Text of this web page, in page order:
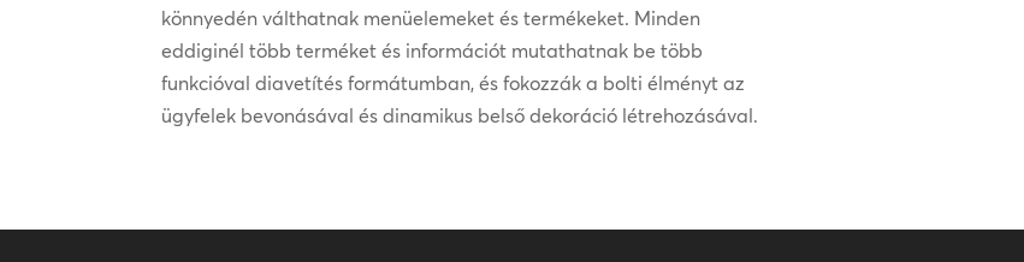
könnyedén válthatnak menüelemeket és termékeket. Minden
eddiginél több terméket és információt mutathatnak be több
funkcióval diavetítés formátumban, és fokozzák a bolti élményt az
ügyfelek bevonásával és dinamikus belső dekoráció létrehozásával.